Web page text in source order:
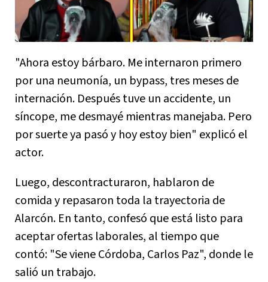
"Ahora estoy bárbaro. Me internaron primero
por una neumonía, un bypass, tres meses de
internación. Después tuve un accidente, un
síncope, me desmayé mientras manejaba. Pero
por suerte ya pasó y hoy estoy bien" explicó el
actor.
Luego, descontracturaron, hablaron de
comida y repasaron toda la trayectoria de
Alarcón. En tanto, confesó que está listo para
aceptar ofertas laborales, al tiempo que
contó: "Se viene Córdoba, Carlos Paz", donde le
salió un trabajo.